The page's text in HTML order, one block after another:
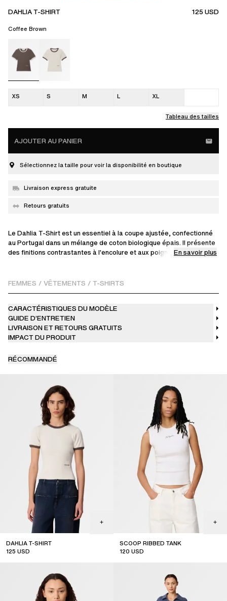
DAHLIA T-SHIRT 125USD
Coffee Brown
XS S M L XL
Tableau des tailles
AJOUTER AU PANIER
Sélectionnez la taille pour voir la disponibilité en boutique
Livraison express gratuite
Retours gratuits
Le Dahlia T-Shirt est un essentiel à la coupe ajustée, confectionné
au Portugal dans un mélange de coton biologique épais. Il présente
des finitions contrastantes à l'encolure et aux poignets, rehaussées
Le mannequin mesure 180 cm et porte une taille S.
En savoir plus
FEMMES / VÊTEMENTS / T-SHIRTS
CARACTÉRISTIQUES DU MODÈLE
GUIDE D’ENTRETIEN
LIVRAISON ET RETOURS GRATUITS
IMPACT DU PRODUIT
RÉCOMMANDÉ
DAHLIA T-SHIRT
125 USD
SCOOP RIBBED TANK
120 USD